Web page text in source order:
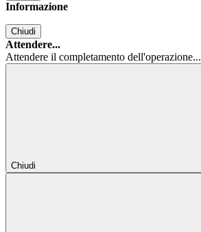
Informazione
Chiudi
Attendere...
Attendere il completamento dell'operazione...
Chiudi